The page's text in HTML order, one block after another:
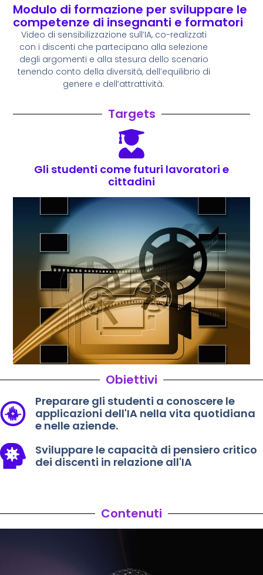
Modulo di formazione per sviluppare le
competenze di insegnanti e formatori
Video di sensibilizzazione sull’IA, co-realizzati
con i discenti che partecipano alla selezione
degli argomenti e alla stesura dello scenario
tenendo conto della diversità, dell’equilibrio di
genere e dell’attrattività.
Targets
Gli studenti come futuri lavoratori e
cittadini
Obiettivi
Preparare gli studenti a conoscere le
applicazioni dell'IA nella vita quotidiana
e nelle aziende.
Sviluppare le capacità di pensiero critico
dei discenti in relazione all'IA
Contenuti